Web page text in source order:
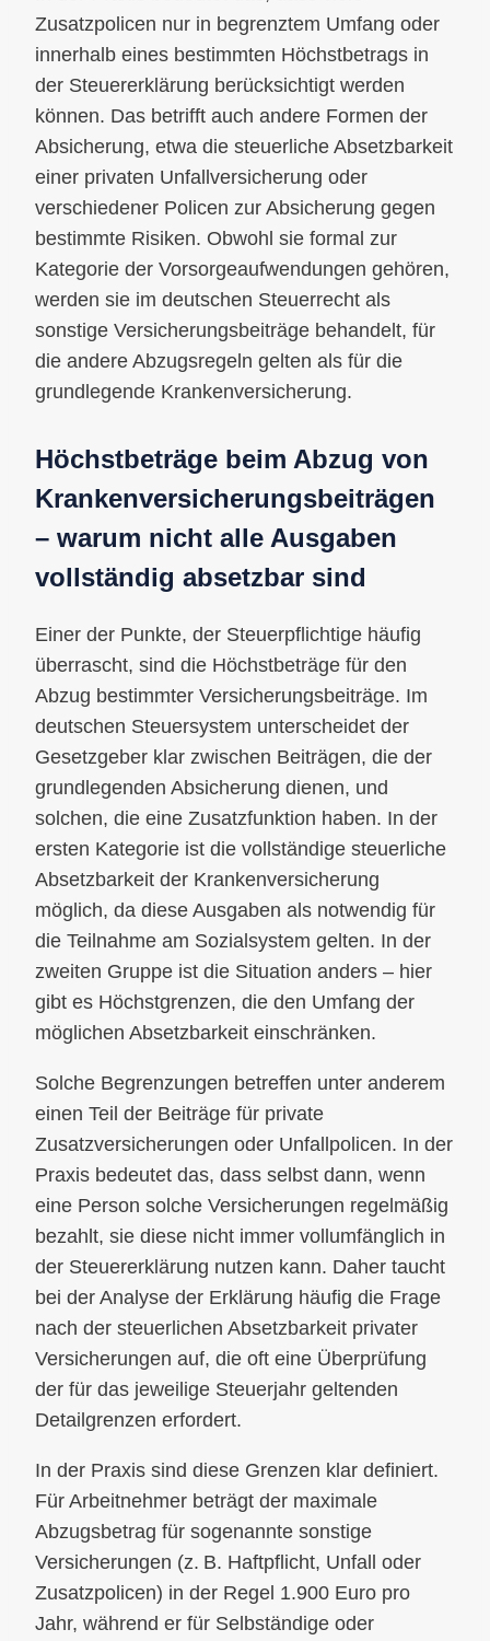
Zusatzpolicen nur in begrenztem Umfang oder
innerhalb eines bestimmten Höchstbetrags in
der Steuererklärung berücksichtigt werden
können. Das betrifft auch andere Formen der
Absicherung, etwa die steuerliche Absetzbarkeit
einer privaten Unfallversicherung oder
verschiedener Policen zur Absicherung gegen
bestimmte Risiken. Obwohl sie formal zur
Kategorie der Vorsorgeaufwendungen gehören,
werden sie im deutschen Steuerrecht als
sonstige Versicherungsbeiträge behandelt, für
die andere Abzugsregeln gelten als für die
grundlegende Krankenversicherung.
Höchstbeträge beim Abzug von
Krankenversicherungsbeiträgen
– warum nicht alle Ausgaben
vollständig absetzbar sind
Einer der Punkte, der Steuerpflichtige häufig
überrascht, sind die Höchstbeträge für den
Abzug bestimmter Versicherungsbeiträge. Im
deutschen Steuersystem unterscheidet der
Gesetzgeber klar zwischen Beiträgen, die der
grundlegenden Absicherung dienen, und
solchen, die eine Zusatzfunktion haben. In der
ersten Kategorie ist die vollständige steuerliche
Absetzbarkeit der Krankenversicherung
möglich, da diese Ausgaben als notwendig für
die Teilnahme am Sozialsystem gelten. In der
zweiten Gruppe ist die Situation anders – hier
gibt es Höchstgrenzen, die den Umfang der
möglichen Absetzbarkeit einschränken.
Solche Begrenzungen betreffen unter anderem
einen Teil der Beiträge für private
Zusatzversicherungen oder Unfallpolicen. In der
Praxis bedeutet das, dass selbst dann, wenn
eine Person solche Versicherungen regelmäßig
bezahlt, sie diese nicht immer vollumfänglich in
der Steuererklärung nutzen kann. Daher taucht
bei der Analyse der Erklärung häufig die Frage
nach der steuerlichen Absetzbarkeit privater
Versicherungen auf, die oft eine Überprüfung
der für das jeweilige Steuerjahr geltenden
Detailgrenzen erfordert.
In der Praxis sind diese Grenzen klar definiert.
Für Arbeitnehmer beträgt der maximale
Abzugsbetrag für sogenannte sonstige
Versicherungen (z. B. Haftpflicht, Unfall oder
Zusatzpolicen) in der Regel 1.900 Euro pro
Jahr, während er für Selbständige oder